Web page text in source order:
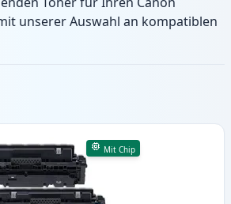
unserer Auswahl an kompatiblen
Sie von gleichbleibender
Mit Chip